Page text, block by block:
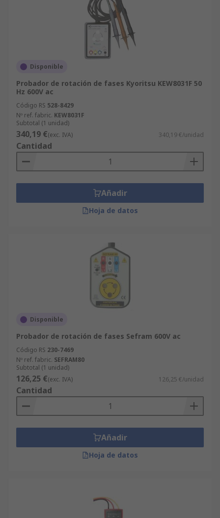
Disponible
Probador de rotación de fases Kyoritsu KEW8031F 50
Hz 600V ac
Código RS 528-8429
Nº ref. fabric. KEW8031F
Subtotal (1 unidad)
340,19 €(exc. IVA) 340,19 €/unidad
Cantidad
Añadir
Hoja de datos
Disponible
Probador de rotación de fases Sefram 600V ac
Código RS 230-7469
Nº ref. fabric. SEFRAM80
Subtotal (1 unidad)
126,25 €(exc. IVA) 126,25 €/unidad
Cantidad
Añadir
Hoja de datos